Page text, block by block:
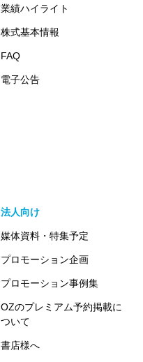
業績ハイライト
株式基本情報
FAQ
電子公告
法人向け
媒体資料・特集予定
プロモーション企画
プロモーション事例集
OZのプレミアム予約掲載に
ついて
書店様へ